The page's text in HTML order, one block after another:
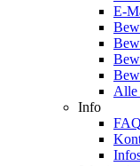
E-
Alle
Info
FAQ